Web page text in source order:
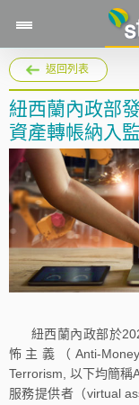
返回列表
紐西蘭內政部
資產轉帳納入
紐西蘭內政部於
怖主義（Anti-
Terrorism, 以下均簡稱
服務提供者（virtual